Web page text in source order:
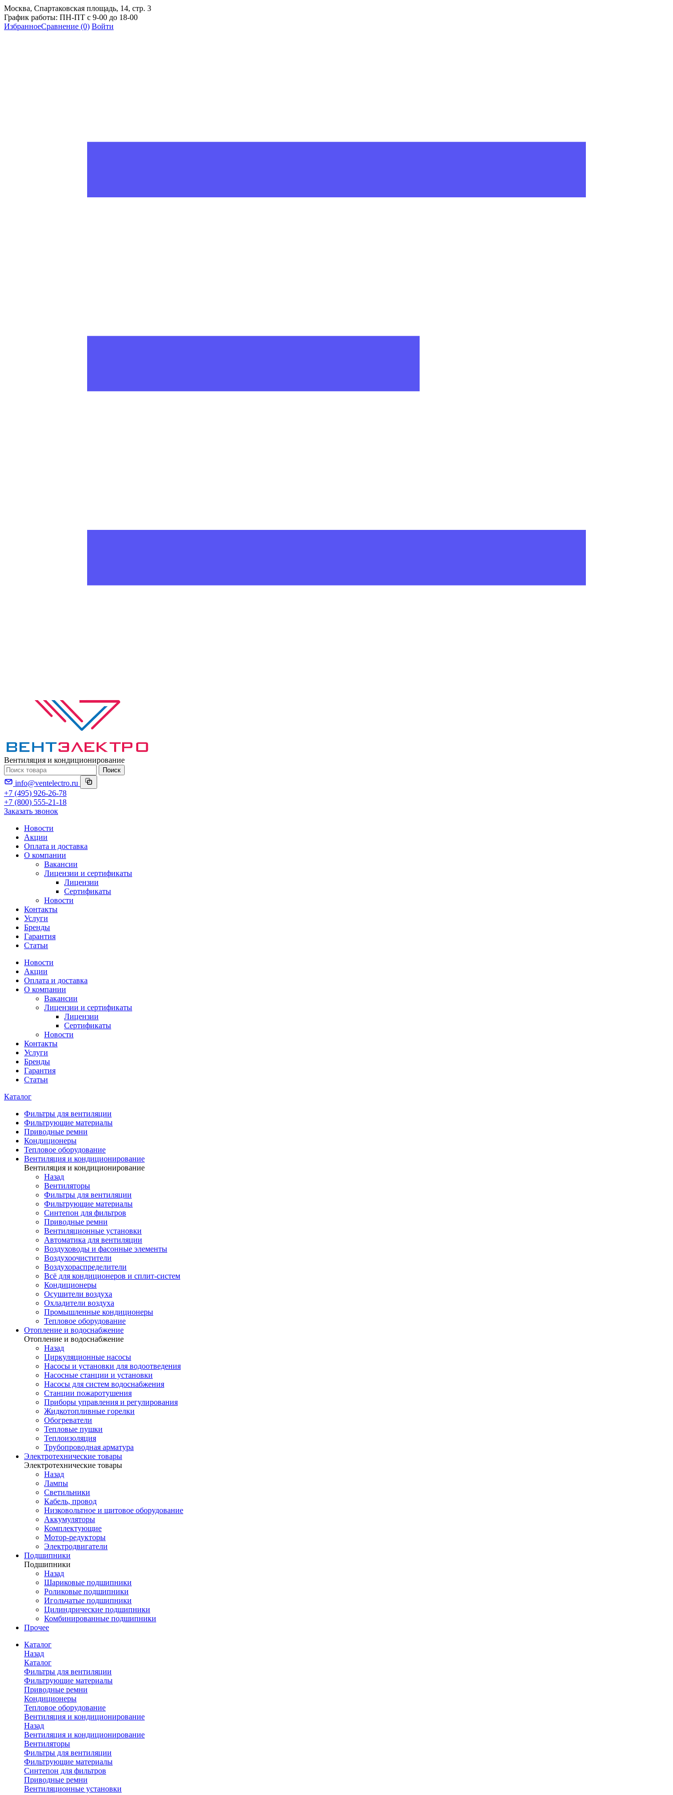
Москва, Спартаковская площадь, 14, стр. 3
График работы: ПН-ПТ с 9-00 до 18-00
ИзбранноеСравнение (0) Войти
Вентиляция и кондиционирование
Поиск
info@ventelectro.ru
+7 (495) 926-26-78
+7 (800) 555-21-18
Заказать звонок
Новости
Акции
Оплата и доставка
О компании
Вакансии
Лицензии и сертификаты
Лицензии
Сертификаты
Новости
Контакты
Услуги
Бренды
Гарантия
Статьи
Новости
Акции
Оплата и доставка
О компании
Вакансии
Лицензии и сертификаты
Лицензии
Сертификаты
Новости
Контакты
Услуги
Бренды
Гарантия
Статьи
Каталог
Фильтры для вентиляции
Фильтрующие материалы
Приводные ремни
Кондиционеры
Тепловое оборудование
Вентиляция и кондиционирование
Вентиляция и кондиционирование
Назад
Вентиляторы
Фильтры для вентиляции
Фильтрующие материалы
Синтепон для фильтров
Приводные ремни
Вентиляционные установки
Автоматика для вентиляции
Воздуховоды и фасонные элементы
Воздухоочистители
Воздухораспределители
Всё для кондиционеров и сплит-систем
Кондиционеры
Осушители воздуха
Охладители воздуха
Промышленные кондиционеры
Тепловое оборудование
Отопление и водоснабжение
Отопление и водоснабжение
Назад
Циркуляционные насосы
Насосы и установки для водоотведения
Насосные станции и установки
Насосы для систем водоснабжения
Станции пожаротушения
Приборы управления и регулирования
Жидкотопливные горелки
Обогреватели
Тепловые пушки
Теплоизоляция
Трубопроводная арматура
Электротехнические товары
Электротехнические товары
Назад
Лампы
Светильники
Кабель, провод
Низковольтное и щитовое оборудование
Аккумуляторы
Комплектующие
Мотор-редукторы
Электродвигатели
Подшипники
Подшипники
Назад
Шариковые подшипники
Роликовые подшипники
Игольчатые подшипники
Цилиндрические подшипники
Комбинированные подшипники
Прочее
Каталог
Назад
Каталог
Фильтры для вентиляции
Фильтрующие материалы
Приводные ремни
Кондиционеры
Тепловое оборудование
Вентиляция и кондиционирование
Назад
Вентиляция и кондиционирование
Вентиляторы
Фильтры для вентиляции
Фильтрующие материалы
Синтепон для фильтров
Приводные ремни
Вентиляционные установки